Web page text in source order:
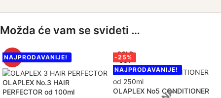
Možda će vam se svideti …
HOT
NAJPRODAVANIJE!
OLAPLEX No.3 HAIR
PERFECTOR od 100ml
SOLD
OUT
-25%
NAJPRODAVANIJE!
OLAPLEX No5 CONDITIONER